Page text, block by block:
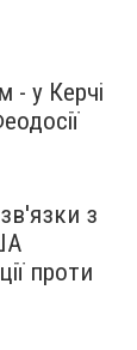
- у Керчі
з
проти